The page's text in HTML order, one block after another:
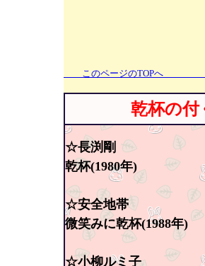
このページのTOPへ
乾杯の付
☆長渕剛
乾杯(1980年)
☆安全地帯
微笑みに乾杯(1988年)
☆小柳ルミ子